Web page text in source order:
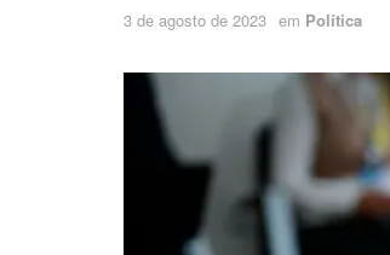
3 de agosto de 2023 em Política